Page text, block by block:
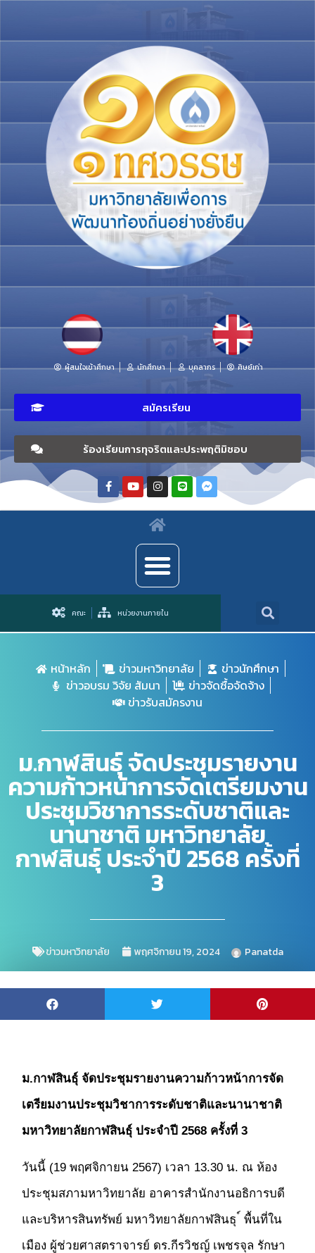
ผู้สนใจเข้าศึกษา นักศึกษา บุคลากร ศิษย์เก่า
สมัครเรียน
ร้องเรียนการทุจริตและประพฤติมิชอบ
คณะ หน่วยงานภายใน
หน้าหลัก ข่าวมหาวิทยาลัย
ข่าวนักศึกษา
ข่าวอบรม วิจัย สัมนา
ข่าวจัดซื้อจัดจ้าง
ข่าวรับสมัครงาน
ม.กาฬสินธุ์ จัดประชุมรายงาน
ความก้าวหน้าการจัดเตรียมงาน
ประชุมวิชาการระดับชาติและ
นานาชาติ มหาวิทยาลัย
กาฬสินธุ์ ประจำปี 2568 ครั้งที่
3
ข่าวมหาวิทยาลัย พฤศจิกายน 19, 2024 Panatda
ม.กาฬสินธุ์ จัดประชุมรายงานความก้าวหน้าการจัด
เตรียมงานประชุมวิชาการระดับชาติและนานาชาติ
มหาวิทยาลัยกาฬสินธุ์ ประจำปี 2568 ครั้งที่ 3
วันนี้ (19 พฤศจิกายน 2567) เวลา 13.30 น. ณ ห้อง
ประชุมสภามหาวิทยาลัย อาคารสำนักงานอธิการบดี
และบริหารสินทรัพย์ มหาวิทยาลัยกาฬสินธุ ์ พื้นที่ใน
เมือง ผู้ช่วยศาสตราจารย์ ดร.กีรวิชญ์ เพชรจุล รักษา